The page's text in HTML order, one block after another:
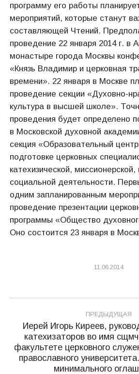
программу его работы
мероприятий, которые станут
составляющей Чтений.
проведение 22 января 2014 г. в
монастыре города Москвы
«Князь Владимир и церковная
времени». 22 января в Москве
проведение секции «Духовно-
культура в высшей школе».
проведения будет определено
в Московской духовной
секция «Образовательный
подготовке церковных
катехизической,
социальной деятельности.
одним запланированным
проведение презентации
программы «Общество
Оно состоится 23 января в
11.06.2014
Навигация
по
записям
ПРЕДЫДУЩАЯ
запись:
Иерей Игорь Киреев,
катехизаторов во имя
факультете церковного
православного
минимального